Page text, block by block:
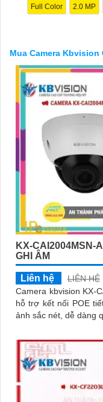
nghiệp về giải pháp an
Hy vọng những câu
việc tiếp cận khách
có bất kỳ yêu cầu hay
Full Color 2.0 MP
Mua Camera Kbvision
KX-CAI2004MSN-
GHI ÂM
Liên hệ
LIÊN HỆ
Camera kbvision KX-
hỗ trợ kết nối POE
ảnh sắc nét, dễ dàng